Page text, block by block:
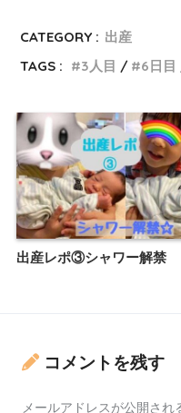
CATEGORY : 出産
TAGS :
3人目 6日目
出産レポ③シャワー解禁
コメントを残す
メールアドレスが公開され